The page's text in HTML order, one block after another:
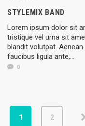
STYLEMIX BAND
Lorem ipsum dolor sit
tristique vel urna sit
blandit volutpat.
faucibus ligula ante,...
0
1 2